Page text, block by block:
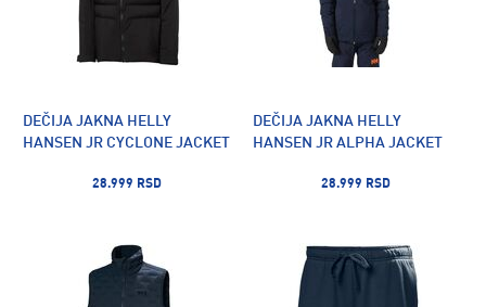
DEČIJA JAKNA HELLY
HANSEN JR CYCLONE JACKET
28.999 RSD
DEČIJA JAKNA HELLY
HANSEN JR ALPHA JACKET
28.999 RSD